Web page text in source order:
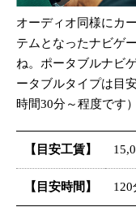
オーディオ同様にカ
テムとなったナビゲ
ね。ポータブルナビ
ータブルタイプは目
時間30分～程度です）
【目安工賃】
【目安時間】 120